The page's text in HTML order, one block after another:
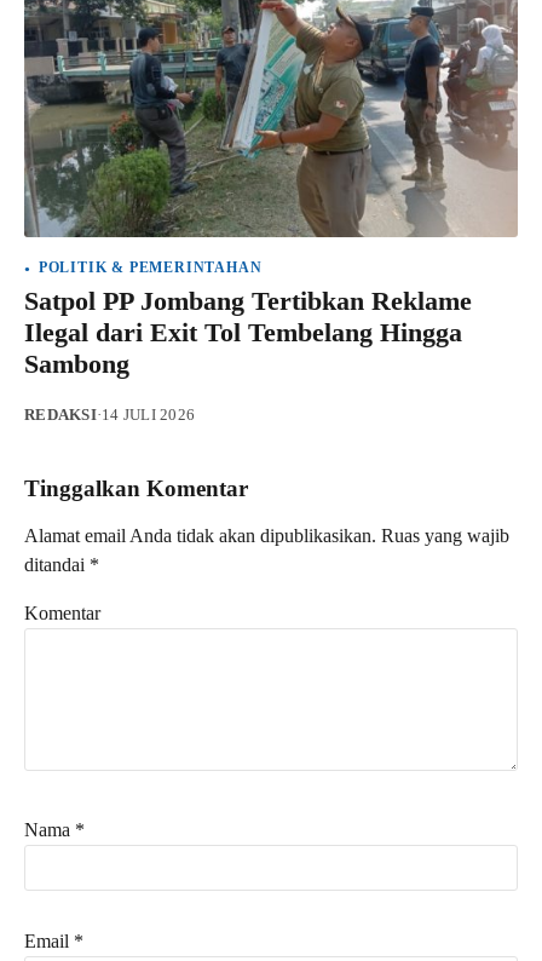
POLITIK & PEMERINTAHAN
Satpol PP Jombang Tertibkan Reklame
Ilegal dari Exit Tol Tembelang Hingga
Sambong
REDAKSI·14 JULI 2026
Tinggalkan Komentar
Alamat email Anda tidak akan dipublikasikan. Ruas yang wajib
ditandai *
Komentar
Nama *
Email *